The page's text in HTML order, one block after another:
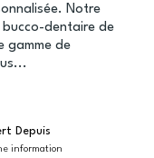
Notre
bucco-dentaire de
gamme de
...
Depuis
information